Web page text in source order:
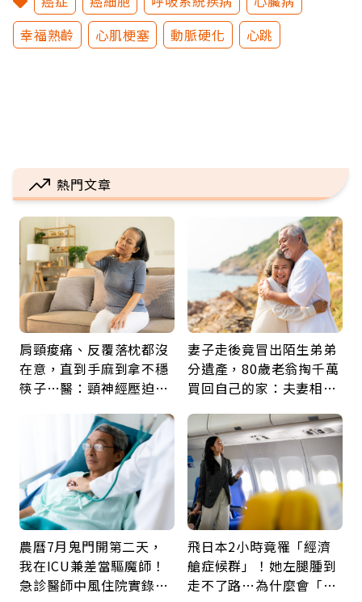
幸福熟齡
心肌梗塞 動脈硬化 心跳
熱門文章
肩頸痠痛、反覆落枕都沒
在意，直到手麻到拿不穩
筷子…醫：頸神經壓迫上
妻子走後竟冒出陌生弟弟
分遺產，80歲老翁掏千萬
買回自己的家：夫妻相守
農曆7月鬼門開第二天，
我在ICU兼差當驅魔師！
急診醫師中風住院實錄：
飛日本2小時竟罹「經濟
艙症候群」！她左腿腫到
走不了路…為什麼會「靜